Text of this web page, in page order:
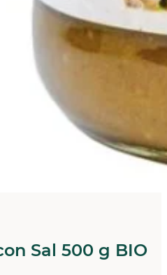
Sal 500 g BIO